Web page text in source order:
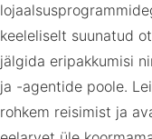
keeleliselt suunatud
jälgida eripakkumisi
ja -agentide poole.
rohkem reisimist ja